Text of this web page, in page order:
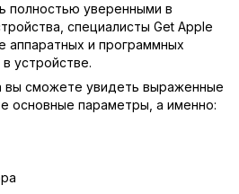
полностью уверенными в
специалисты Get Apple
аппаратных и программных
устройстве.
вы сможете увидеть выраженные
основные параметры, а именно: